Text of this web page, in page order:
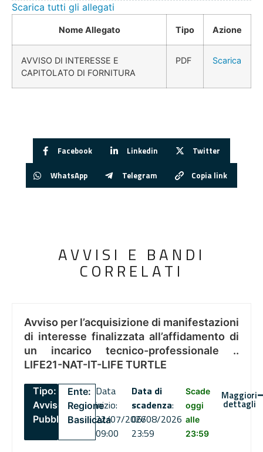
Scarica tutti gli allegati
Nome Allegato Tipo Azione
AVVISO DI INTERESSE E
CAPITOLATO DI FORNITURA
PDF Scarica
Facebook Linkedin Twitter
WhatsApp Telegram Copia link
AVVISI E BANDI
CORRELATI
Avviso per l’acquisizione di manifestazioni
di interesse finalizzata all’affidamento di
un incarico tecnico-professionale ..
LIFE21-NAT-IT-LIFE TURTLE
Tipo:
Avviso
Pubblico
Ente:
Regione
Basilicata
Data
inizio:
22/07/2026
09:00
Data di
scadenza:
06/08/2026
23:59
Scade
oggi
alle
23:59
Maggiori
dettagli